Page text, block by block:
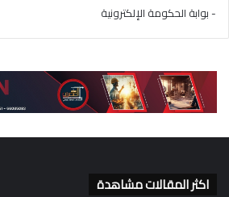
- بوابة الحكومة الإلكترونية
اكثر المقالات مشاهدة